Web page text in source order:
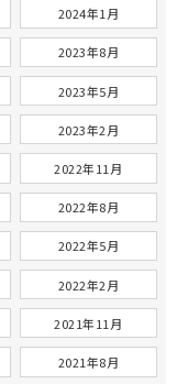
2024年1月
2023年8月
2023年5月
2023年2月
2022年11月
2022年8月
2022年5月
2022年2月
2021年11月
2021年8月